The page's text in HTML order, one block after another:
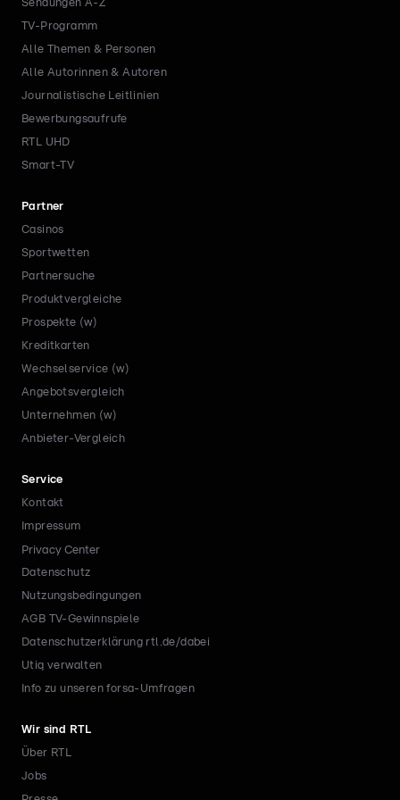
Sendungen A-Z
TV-Programm
Alle Themen & Personen
Alle Autorinnen & Autoren
Journalistische Leitlinien
Bewerbungsaufrufe
RTL UHD
Smart-TV
Partner
Casinos
Sportwetten
Partnersuche
Produktvergleiche
Prospekte (w)
Kreditkarten
Wechselservice (w)
Angebotsvergleich
Unternehmen (w)
Anbieter-Vergleich
Service
Kontakt
Impressum
Privacy Center
Datenschutz
Nutzungsbedingungen
AGB TV-Gewinnspiele
Datenschutzerklärung rtl.de/dabei
Utiq verwalten
Info zu unseren forsa-Umfragen
Wir sind RTL
Über RTL
Jobs